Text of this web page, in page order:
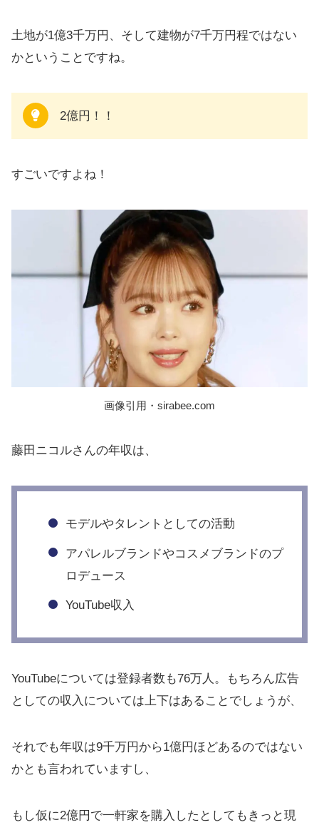
土地が1億3千万円、そして建物が7千万円程ではない
かということですね。
2億円！！
すごいですよね！
画像引用・sirabee.com
藤田ニコルさんの年収は、
モデルやタレントとしての活動
アパレルブランドやコスメブランドのプ
ロデュース
YouTube収入
YouTubeについては登録者数も76万人。もちろん広告
としての収入については上下はあることでしょうが、
それでも年収は9千万円から1億円ほどあるのではない
かとも言われていますし、
もし仮に2億円で一軒家を購入したとしてもきっと現